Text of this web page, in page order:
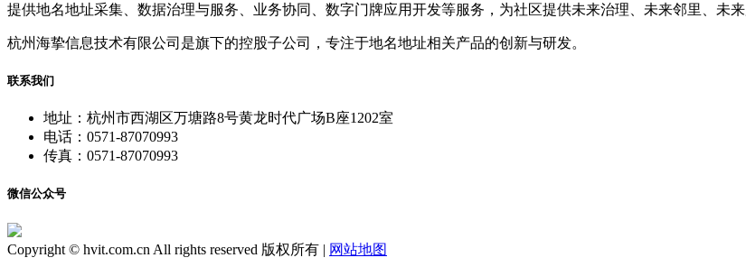
提供地名地址采集、数据治理与服务、业务协同、数字门牌应用开发等服务，为社区提供未来治理、未来邻里、未来
杭州海挚信息技术有限公司是旗下的控股子公司，专注于地名地址相关产品的创新与研发。
联系我们
地址：杭州市西湖区万塘路8号黄龙时代广场B座1202室
电话：0571-87070993
传真：0571-87070993
微信公众号
Copyright © hvit.com.cn All rights reserved 版权所有 | 网站地图